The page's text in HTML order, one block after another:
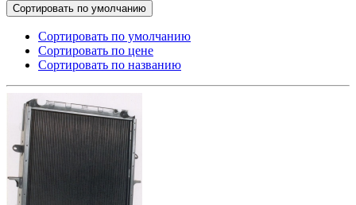
Сортировать по умолчанию
Сортировать по умолчанию
Сортировать по цене
Сортировать по названию